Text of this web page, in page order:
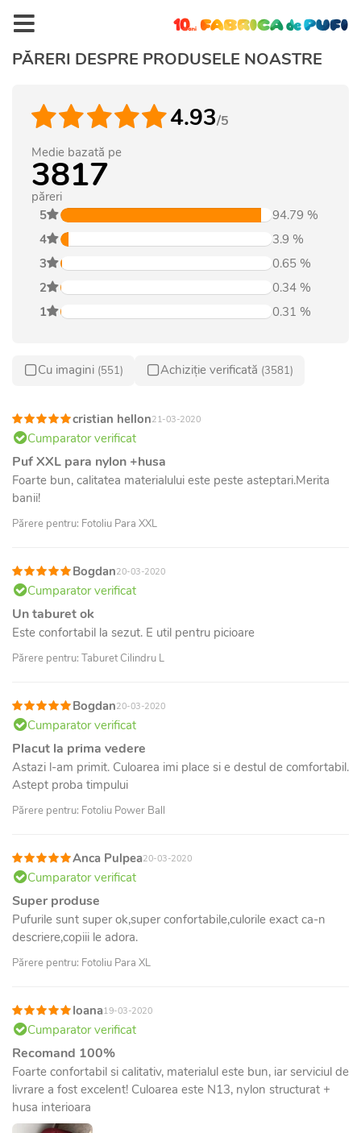
PĂRERI DESPRE PRODUSELE NOASTRE
5 94.79 %
4
3.9 %
3
0.65 %
2
0.34 %
1
0.31 %
4.93/5
Medie bazată pe
3817
păreri
Cu imagini (551) Achiziție verificată (3581)
cristian hellon21-03-2020
Cumparator verificat
Puf XXL para nylon +husa
Foarte bun, calitatea materialului este peste asteptari.Merita
banii!
Părere pentru: Fotoliu Para XXL
Bogdan20-03-2020
Cumparator verificat
Un taburet ok
Este confortabil la sezut. E util pentru picioare
Părere pentru: Taburet Cilindru L
Bogdan20-03-2020
Cumparator verificat
Placut la prima vedere
Astazi l-am primit. Culoarea imi place si e destul de comfortabil.
Astept proba timpului
Părere pentru: Fotoliu Power Ball
Anca Pulpea20-03-2020
Cumparator verificat
Super produse
Pufurile sunt super ok,super confortabile,culorile exact ca-n
descriere,copiii le adora.
Părere pentru: Fotoliu Para XL
Ioana19-03-2020
Cumparator verificat
Recomand 100%
Foarte confortabil si calitativ, materialul este bun, iar serviciul de
livrare a fost excelent! Culoarea este N13, nylon structurat +
husa interioara